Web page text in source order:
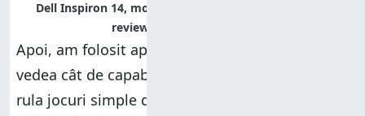
Dell Inspiron 14, model 7437, performante, recenzie,
review, teste, comparatie
Apoi, am folosit aplicația
vedea cât de capabil este acest laptop pentru a
rula jocuri simple din